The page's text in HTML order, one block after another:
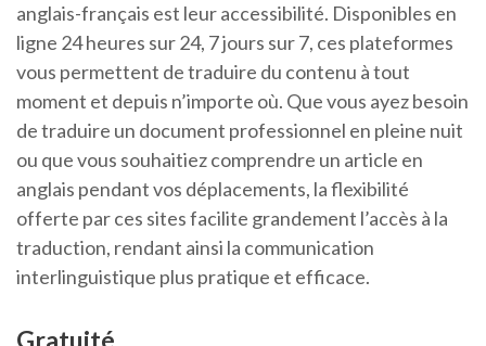
anglais-français est leur accessibilité. Disponibles en
ligne 24 heures sur 24, 7 jours sur 7, ces plateformes
vous permettent de traduire du contenu à tout
moment et depuis n’importe où. Que vous ayez besoin
de traduire un document professionnel en pleine nuit
ou que vous souhaitiez comprendre un article en
anglais pendant vos déplacements, la flexibilité
offerte par ces sites facilite grandement l’accès à la
traduction, rendant ainsi la communication
interlinguistique plus pratique et efficace.
Gratuité